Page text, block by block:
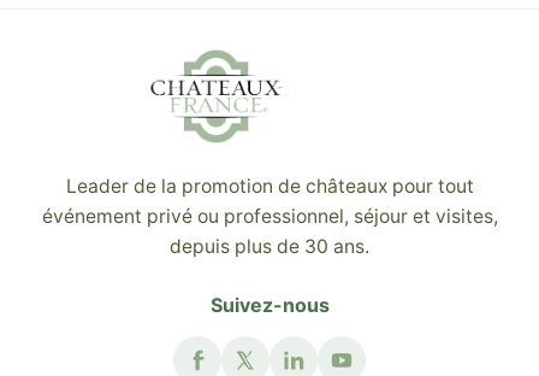
Leader de la promotion de châteaux pour tout
événement privé ou professionnel, séjour et visites,
depuis plus de 30 ans.
Suivez-nous